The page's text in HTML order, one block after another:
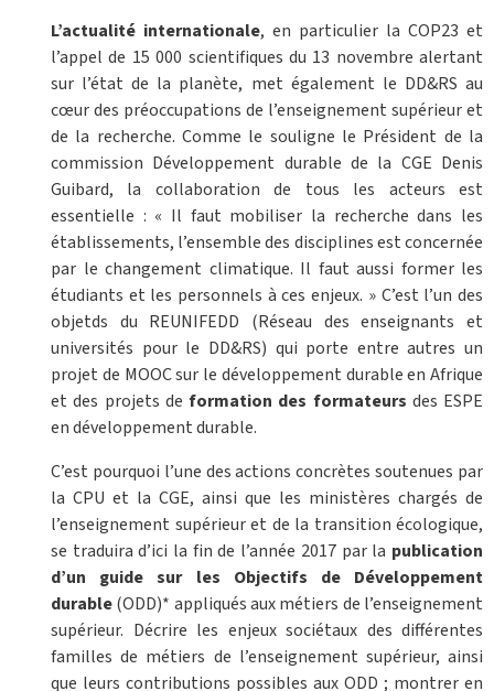
L’actualité internationale, en particulier la COP23 et
l’appel de 15 000 scientifiques du 13 novembre alertant
sur l’état de la planète, met également le DD&RS au
cœur des préoccupations de l’enseignement supérieur et
de la recherche. Comme le souligne le Président de la
commission Développement durable de la CGE Denis
Guibard, la collaboration de tous les acteurs est
essentielle : « Il faut mobiliser la recherche dans les
établissements, l’ensemble des disciplines est concernée
par le changement climatique. Il faut aussi former les
étudiants et les personnels à ces enjeux. » C’est l’un des
objetds du REUNIFEDD (Réseau des enseignants et
universités pour le DD&RS) qui porte entre autres un
projet de MOOC sur le développement durable en Afrique
et des projets de formation des formateurs des ESPE
en développement durable.
C’est pourquoi l’une des actions concrètes soutenues par
la CPU et la CGE, ainsi que les ministères chargés de
l’enseignement supérieur et de la transition écologique,
se traduira d’ici la fin de l’année 2017 par la publication
d’un guide sur les Objectifs de Développement
durable(ODD)* appliqués aux métiers de l’enseignement
supérieur. Décrire les enjeux sociétaux des différentes
familles de métiers de l’enseignement supérieur, ainsi
que leurs contributions possibles aux ODD ; montrer en